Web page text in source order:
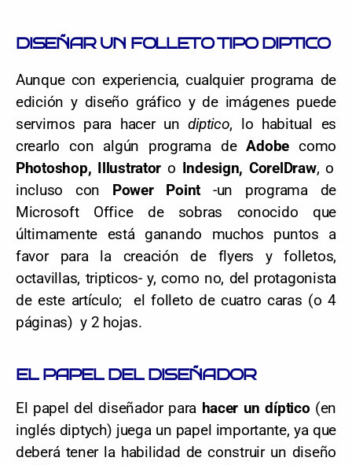
DISEÑAR UN FOLLETO TIPO DIPTICO
Aunque con experiencia, cualquier programa de
edición y diseño gráfico y de imágenes puede
servirnos para hacer undiptico, lo habitual es
crearlo con algún programa deAdobecomo
Photoshop, Illustrator o Indesign, CorelDraw, o
incluso con
Power Point -un programa de
Microsoft Office de sobras conocido que
últimamente está ganando muchos puntos a
favor para la creación de flyers y folletos,
octavillas, tripticos- y, como no, del protagonista
de este artículo; el folleto de cuatro caras (o 4
páginas) y 2 hojas.
EL PAPEL DEL DISEÑADOR
El papel del diseñador para hacer un díptico (en
inglés diptych) juega un papel importante, ya que
deberá tener la habilidad de construir un diseño